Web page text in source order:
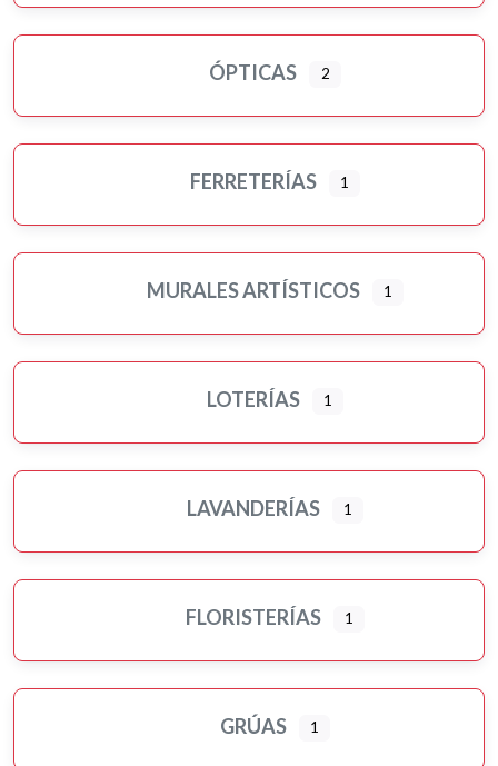
ÓPTICAS 2
FERRETERÍAS 1
MURALES ARTÍSTICOS 1
LOTERÍAS 1
LAVANDERÍAS 1
FLORISTERÍAS 1
GRÚAS 1